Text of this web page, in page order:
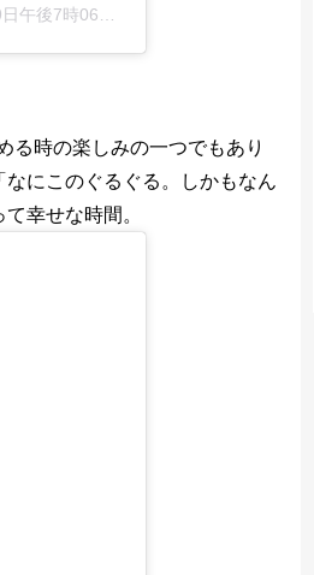
後7時06分PDT
る時の楽しみの一つでもあり
にこのぐるぐる。しかもなん
幸せな時間。